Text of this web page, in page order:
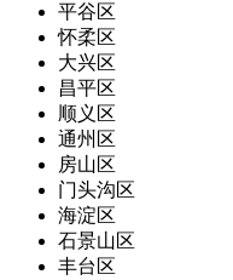
平谷区
怀柔区
大兴区
昌平区
顺义区
通州区
房山区
门头沟区
海淀区
石景山区
丰台区